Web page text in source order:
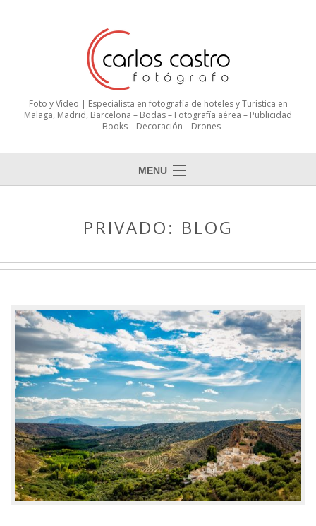
Foto y Vídeo | Especialista en fotografía de hoteles y Turística en
Malaga, Madrid, Barcelona – Bodas – Fotografía aérea – Publicidad
– Books – Decoración – Drones
MENU
PRIVADO: BLOG